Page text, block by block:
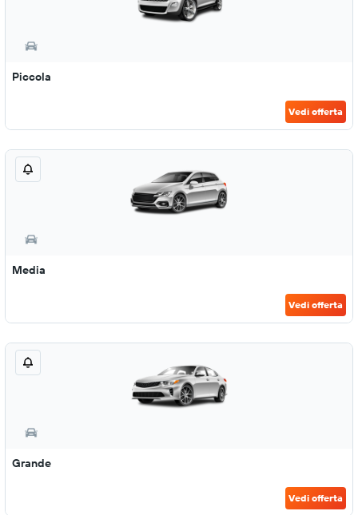
Piccola
Vedi offerta
Media
Vedi offerta
Grande
Vedi offerta